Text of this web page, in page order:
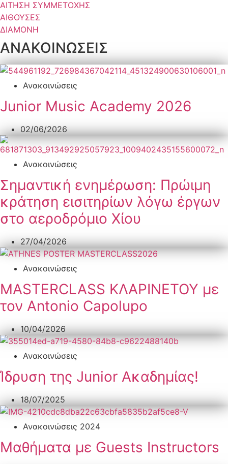
ΑΙΤΗΣΗ ΣΥΜΜΕΤΟΧΗΣ
ΑΙΘΟΥΣΕΣ
ΔΙΑΜΟΝΗ
ΑΝΑΚΟΙΝΩΣΕΙΣ
Ανακοινώσεις
Junior Music Academy 2026
02/06/2026
Ανακοινώσεις
Σημαντική ενημέρωση: Πρώιμη
κράτηση εισιτηρίων λόγω έργων
στο αεροδρόμιο Χίου
27/04/2026
Ανακοινώσεις
MASTERCLASS ΚΛΑΡΙΝΕΤΟΥ με
τον Antonio Capolupo
10/04/2026
Ανακοινώσεις
Ίδρυση της Junior Ακαδημίας!
18/07/2025
Ανακοινώσεις 2024
Μαθήματα με Guests Instructors